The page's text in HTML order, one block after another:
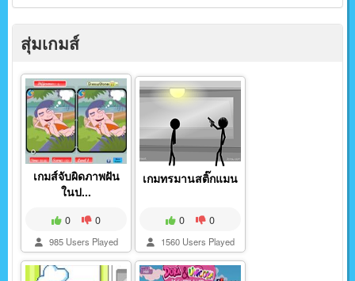
สุ่มเกมส์
เกมส์จับผิดภาพฝัน
ในป...
0 0
985 Users Played
เกมทรมานสติ๊กแมน
0 0
1560 Users Played